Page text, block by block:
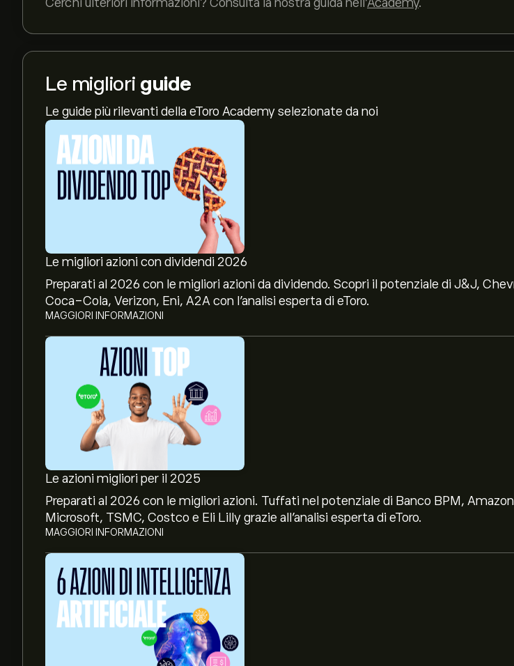
Cerchi ulteriori informazioni? Consulta la nostra guida nell’Academy.
Le migliori guide
Le guide più rilevanti della eToro Academy selezionate da noi
Le migliori azioni con dividendi 2026
Preparati al 2026 con le migliori azioni da dividendo. Scopri il potenziale di J&J,
Coca-Cola, Verizon, Eni, A2A con l’analisi esperta di eToro.
MAGGIORI INFORMAZIONI
Le azioni migliori per il 2025
Preparati al 2026 con le migliori azioni. Tuffati nel potenziale di Banco BPM,
Microsoft, TSMC, Costco e Eli Lilly grazie all’analisi esperta di eToro.
MAGGIORI INFORMAZIONI
Il prezzo attuale delle azioni AAQ1.DE è di 1.460‎€‎.